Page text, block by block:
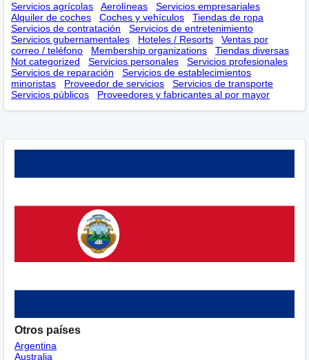
Servicios agrícolas Aerolíneas
Servicios empresariales
Alquiler de coches
Coches y vehículos
Tiendas de ropa
Servicios de contratación
Servicios de entretenimiento
Servicios gubernamentales
Hoteles / Resorts
Ventas por
correo / teléfono
Membership оrganizations
Tiendas diversas
Not categorized
Servicios personales
Servicios profesionales
Servicios de reparación
Servicios de establecimientos
minoristas
Proveedor de servicios
Servicios de transporte
Servicios públicos
Proveedores y fabricantes al por mayor
Otros países
Argentina
Australia